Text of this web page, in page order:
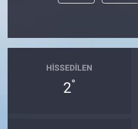
HISSEDILEN
2°